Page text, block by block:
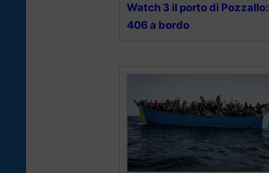
Watch 3 il porto di Pozzallo:
406 a bordo